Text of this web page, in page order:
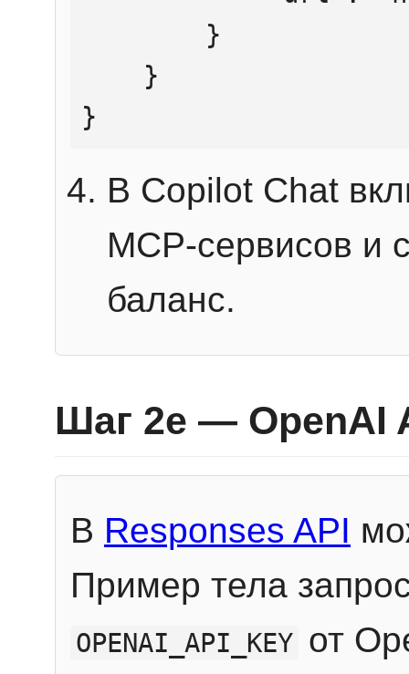
}
В Copilot Chat
MCP-сервисов и
баланс.
Шаг 2e — OpenAI
В Responses API
Пример тела
OPENAI_API_KEY от